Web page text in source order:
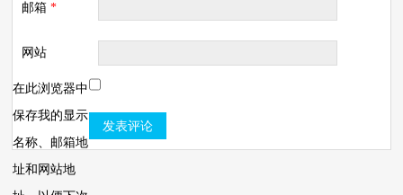
邮箱*
网站
在此浏览器中
保存我的显示
名称、邮箱地
址和网站地